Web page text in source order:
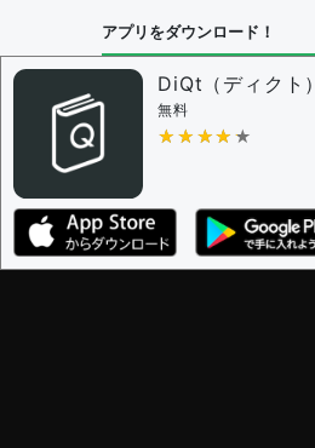
アプリをダウンロード！
DiQt（ディクト）
無料
★★★★★
★★★★★